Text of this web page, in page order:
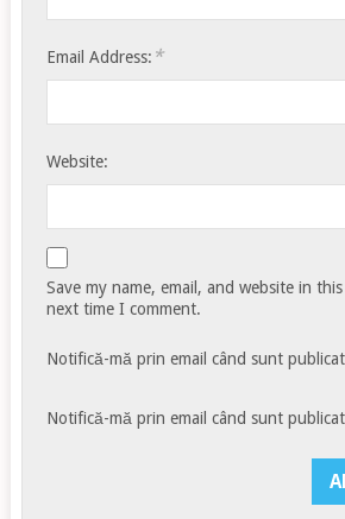
Email Address: *
Website:
Save my name, email, and website in
next time I comment.
Notifică-mă prin email când sunt
Notifică-mă prin email când sunt